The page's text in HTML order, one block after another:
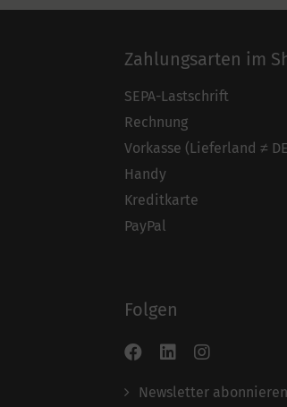
Zahlungsarten im
SEPA-Lastschrift
Rechnung
Vorkasse (Lieferland ≠
Handy
Kreditkarte
PayPal
Folgen
Newsletter abonnieren